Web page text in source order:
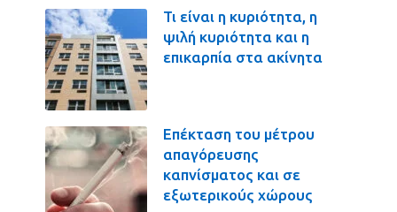
Τι είναι η κυριότητα, η
ψιλή κυριότητα και η
επικαρπία στα ακίνητα
Επέκταση του μέτρου
απαγόρευσης
καπνίσματος και σε
εξωτερικούς χώρους